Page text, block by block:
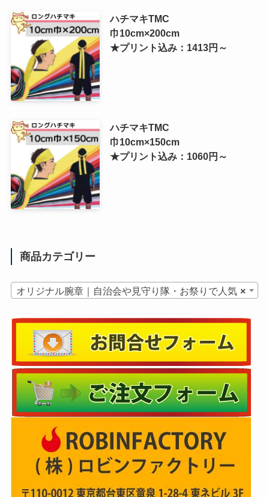
ハチマキTMC
巾10cm×200cm
★プリント込み：1413円～
ハチマキTMC
巾10cm×150cm
★プリント込み：1060円～
商品カテゴリー
×
オリジナル腕章｜自治会や見守り隊・お祭りで人気